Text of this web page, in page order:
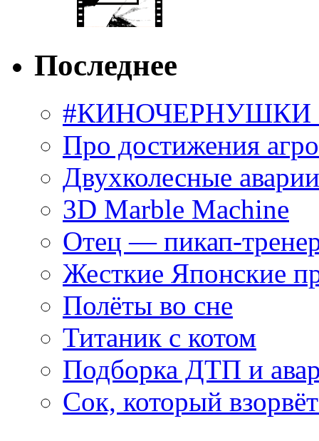
Последнее
#КИНОЧЕРНУШКИ
Про достижения
Двухколесные
3D Marble Machine
Отец — пикап-
Жесткие Японские
Полёты во сне
Титаник с котом
Подборка ДТП и
Сок, который